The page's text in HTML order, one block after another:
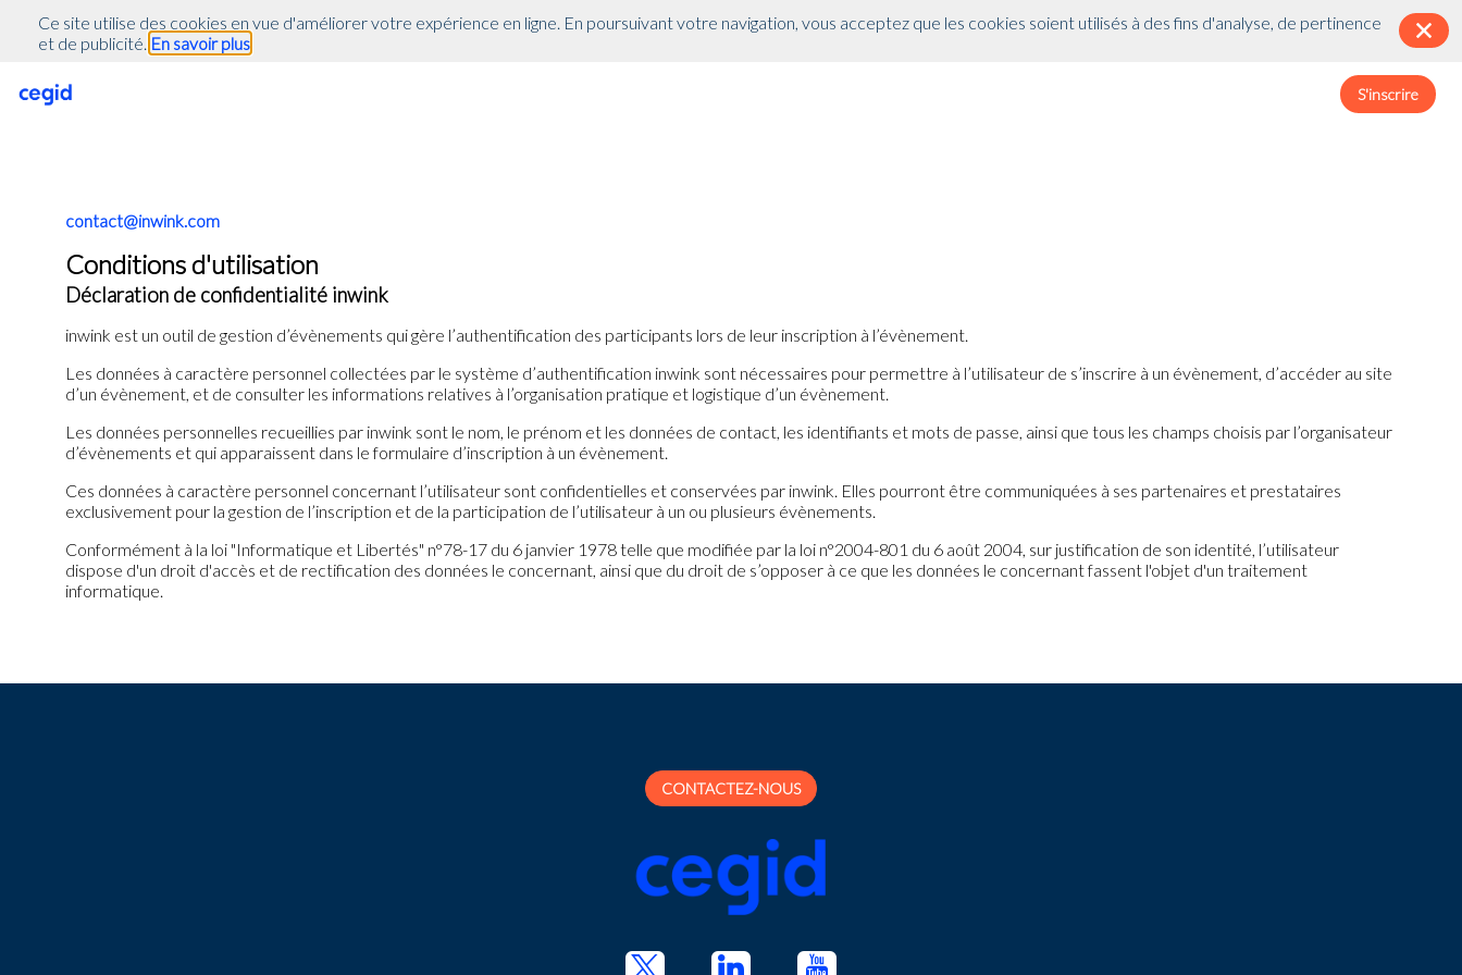
S'inscrire
contact@inwink.com
Conditions d'utilisation
Déclaration de confidentialité inwink
inwink est un outil de gestion d’évènements qui gère l’authentification des participants lors de leur inscription à l’évènement.
Les données à caractère personnel collectées par le système d’authentification inwink sont nécessaires pour permettre à l’utilisateur de s’inscrire à un évènement, d’accéder au site
d’un évènement, et de consulter les informations relatives à l’organisation pratique et logistique d’un évènement.
Les données personnelles recueillies par inwink sont le nom, le prénom et les données de contact, les identifiants et mots de passe, ainsi que tous les champs choisis par l’organisateur
d’évènements et qui apparaissent dans le formulaire d’inscription à un évènement.
Ces données à caractère personnel concernant l’utilisateur sont confidentielles et conservées par inwink. Elles pourront être communiquées à ses partenaires et prestataires
exclusivement pour la gestion de l’inscription et de la participation de l’utilisateur à un ou plusieurs évènements.
Conformément à la loi "Informatique et Libertés" n°78-17 du 6 janvier 1978 telle que modifiée par la loi n°2004-801 du 6 août 2004, sur justification de son identité, l’utilisateur
dispose d'un droit d'accès et de rectification des données le concernant, ainsi que du droit de s’opposer à ce que les données le concernant fassent l'objet d'un traitement
informatique.
CONTACTEZ-NOUS
Ce site utilise des cookies en vue d'améliorer votre expérience en ligne. En poursuivant votre navigation, vous acceptez que les cookies soient utilisés à des fins d'analyse, de pertinence
et de publicité. En savoir plus
inwink.tracking.trackers || []; inwink.tracking.trackers.push({ script: { id : "mytracker", innerContent : '(function() {\r\n var didInit = false;\r\n function initMunchkin() {\r\n if(didInit === false) {\r\n didInit =
true;\r\n Munchkin.init('818-MJH-876');\r\n }\r\n }\r\n var s = document.createElement('script');\r\n s.type = 'text/javascript';\r\n s.async = true;\r\n s.src = '//munchkin.marketo.net/munchkin.js';\r\n
document.getElementsByTagName('head')[0].appendChild(s);\r\n})();' }, trackPage: function(location){}, trackAction: function(category, action, label){} }); if (inwink.trackingStatus)